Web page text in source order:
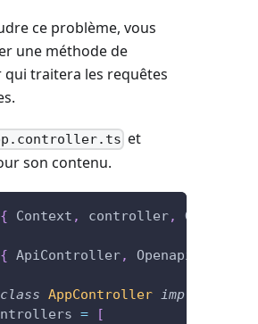
ce problème, vous
une méthode de
traitera les requêtes
et
son contenu.
{ Context , controller, Get
{ ApiController,
class AppController implements
=
[